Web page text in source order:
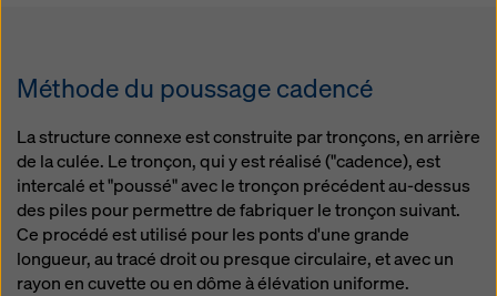
Méthode du poussage cadencé
La structure connexe est construite par tronçons, en arrière
de la culée. Le tronçon, qui y est réalisé ("cadence), est
intercalé et "poussé" avec le tronçon précédent au-dessus
des piles pour permettre de fabriquer le tronçon suivant.
Ce procédé est utilisé pour les ponts d'une grande
longueur, au tracé droit ou presque circulaire, et avec un
rayon en cuvette ou en dôme à élévation uniforme.